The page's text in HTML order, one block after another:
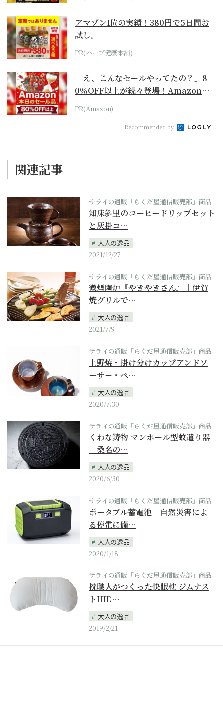
アマゾン1位の実績！380円で5日間お
試し。
PR(ハーブ健康本舗)
「え、こんなセールやってたの？」8
0％OFF以上が続々登場！Amazonの
本気が...
PR(Amazon)
Recommended by
関連記事
サライの通販「らくだ屋通信販売部」商品
知床斜里のコーヒードリップセット
と灰掛コ…
大人の逸品
2021/12/27
サライの通販「らくだ屋通信販売部」商品
微煙陶炉『やきやきさん』｜伊賀
焼グリルで…
大人の逸品
2021/7/9
サライの通販「らくだ屋通信販売部」商品
上野焼・掛け分けカップアンドソ
ーサー・ペ…
大人の逸品
2020/7/30
サライの通販「らくだ屋通信販売部」商品
くわな鋳物 マンホール型蚊遣り器
｜桑名の…
大人の逸品
2020/6/30
サライの通販「らくだ屋通信販売部」商品
ポータブル蓄電池｜自然災害によ
る停電に備…
大人の逸品
2020/1/18
サライの通販「らくだ屋通信販売部」商品
枕職人がつくった快眠枕 ジムナス
トHID…
大人の逸品
2019/2/21